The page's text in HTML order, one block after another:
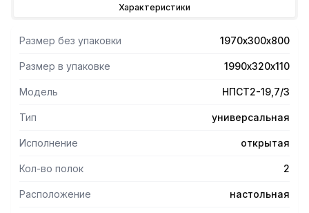
Характеристики
Размер без упаковки 1970х300х800
Размер в упаковке 1990х320х110
Модель НПСТ2-19,7/3
Тип универсальная
Исполнение открытая
Кол-во полок 2
Расположение настольная